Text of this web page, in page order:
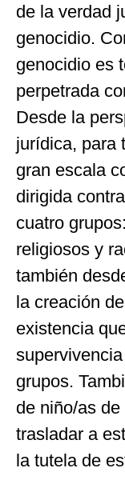
de la verdad
genocidio.
genocidio es
perpetrada
Desde la
jurídica, para
gran escala
dirigida
cuatro
religiosos y
también
la creación
existencia
grupos.
de niño/as
trasladar a
la tutela de